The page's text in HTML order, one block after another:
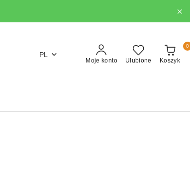
PL
Moje konto Ulubione Koszyk
0